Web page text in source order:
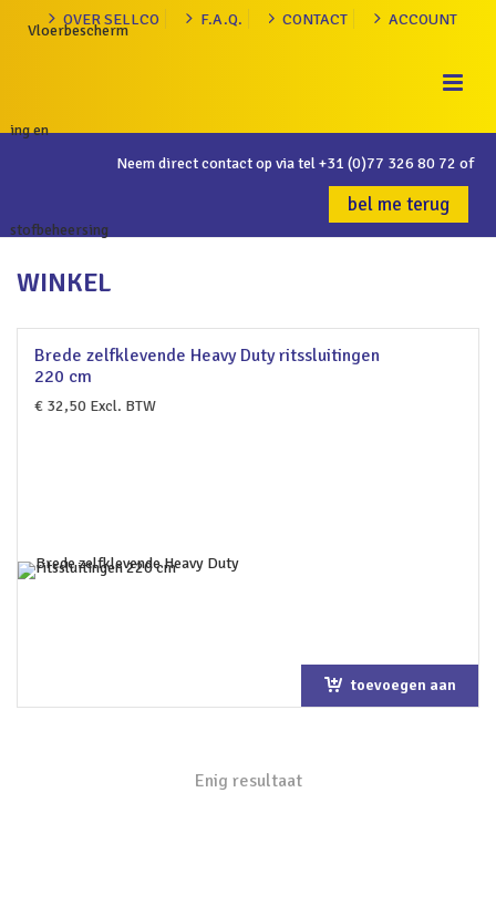
OVER SELLCO F.A.Q. CONTACT ACCOUNT
Neem direct contact op via tel+31 (0)77 326 80 72 of
bel me terug
WINKEL
Brede zelfklevende Heavy Duty ritssluitingen
220 cm
€ 32,50 Excl. BTW
toevoegen aan
Enig resultaat